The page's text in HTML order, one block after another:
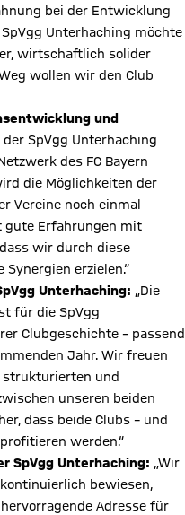
bei der Entwicklung
Unterhaching möchte
wirtschaftlich solider
wollen wir den Club
und
SpVgg Unterhaching
des FC Bayern
die Möglichkeiten der
Vereine noch einmal
gute Erfahrungen mit
wir durch diese
erzielen.“
Unterhaching: „Die
für die SpVgg
Clubgeschichte – passend
Jahr. Wir freuen
strukturierten und
unseren beiden
dass beide Clubs – und
werden.“
SpVgg Unterhaching: „Wir
bewiesen,
Adresse für